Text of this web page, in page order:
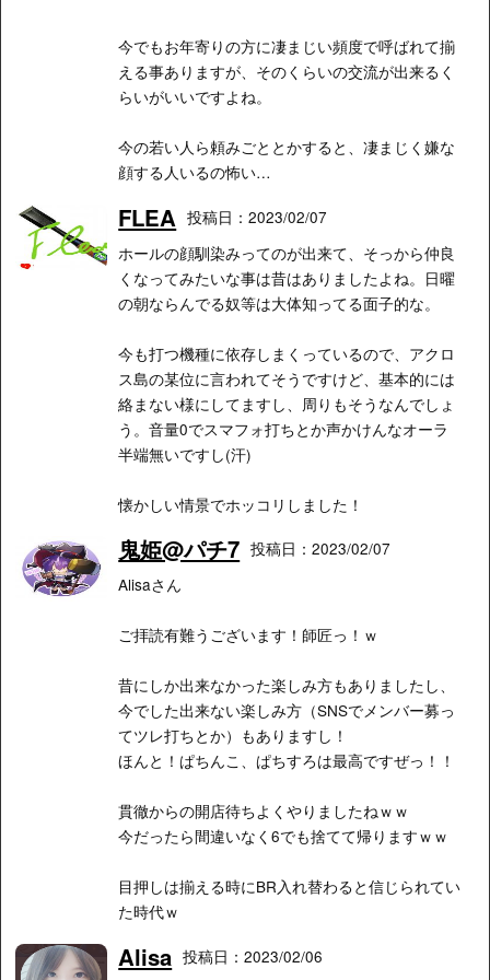
今でもお年寄りの方に凄まじい頻度で呼ばれて揃
える事ありますが、そのくらいの交流が出来るく
らいがいいですよね。
今の若い人ら頼みごととかすると、凄まじく嫌な
顔する人いるの怖い…
FLEA 投稿日：2023/02/07
ホールの顔馴染みってのが出来て、そっから仲良
くなってみたいな事は昔はありましたよね。日曜
の朝ならんでる奴等は大体知ってる面子的な。
今も打つ機種に依存しまくっているので、アクロ
ス島の某位に言われてそうですけど、基本的には
絡まない様にしてますし、周りもそうなんでしょ
う。音量0でスマフォ打ちとか声かけんなオーラ
半端無いですし(汗)
懐かしい情景でホッコリしました！
鬼姫@パチ7 投稿日：2023/02/07
Alisaさん
ご拝読有難うございます！師匠っ！ｗ
昔にしか出来なかった楽しみ方もありましたし、
今でした出来ない楽しみ方（SNSでメンバー募っ
てツレ打ちとか）もありますし！
ほんと！ぱちんこ、ぱちすろは最高ですぜっ！！
貫徹からの開店待ちよくやりましたねｗｗ
今だったら間違いなく6でも捨てて帰りますｗｗ
目押しは揃える時にBR入れ替わると信じられてい
た時代ｗ
Alisa 投稿日：2023/02/06